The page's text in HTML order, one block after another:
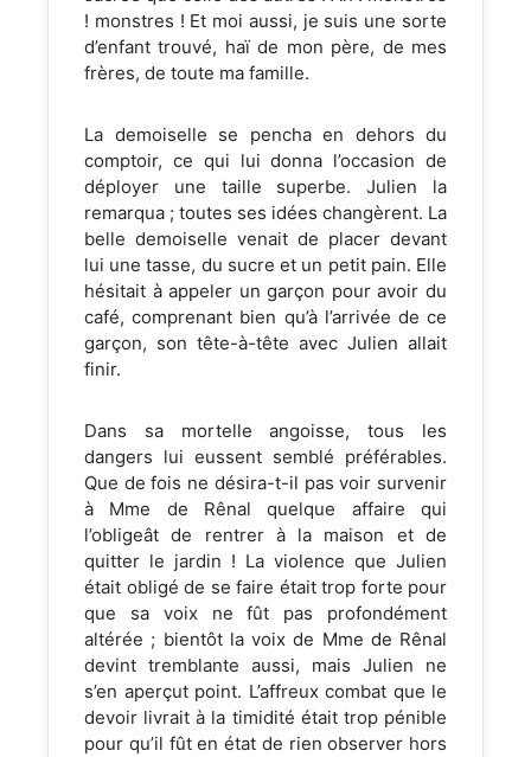
! monstres ! Et moi aussi, je suis une sorte
d’enfant trouvé, haï de mon père, de mes
frères, de toute ma famille.
La demoiselle se pencha en dehors du
comptoir, ce qui lui donna l’occasion de
déployer une taille superbe. Julien la
remarqua ; toutes ses idées changèrent. La
belle demoiselle venait de placer devant
lui une tasse, du sucre et un petit pain. Elle
hésitait à appeler un garçon pour avoir du
café, comprenant bien qu’à l’arrivée de ce
garçon, son tête-à-tête avec Julien allait
finir.
Dans sa mortelle angoisse, tous les
dangers lui eussent semblé préférables.
Que de fois ne désira-t-il pas voir survenir
à Mme de Rênal quelque affaire qui
l’obligeât de rentrer à la maison et de
quitter le jardin ! La violence que Julien
était obligé de se faire était trop forte pour
que sa voix ne fût pas profondément
altérée ; bientôt la voix de Mme de Rênal
devint tremblante aussi, mais Julien ne
s’en aperçut point. L’affreux combat que le
devoir livrait à la timidité était trop pénible
pour qu’il fût en état de rien observer hors